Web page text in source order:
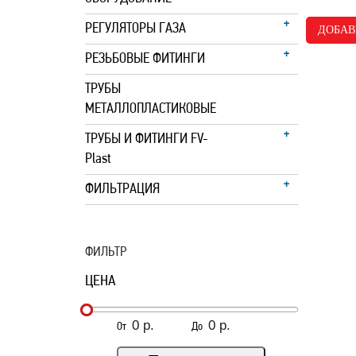
РЕГУЛЯТОРЫ ГАЗА
РЕЗЬБОВЫЕ ФИТИНГИ
ТРУБЫ
МЕТАЛЛОПЛАСТИКОВЫЕ
ТРУБЫ И ФИТИНГИ FV-
Plast
ФИЛЬТРАЦИЯ
ФИЛЬТР
ЦЕНА
От До